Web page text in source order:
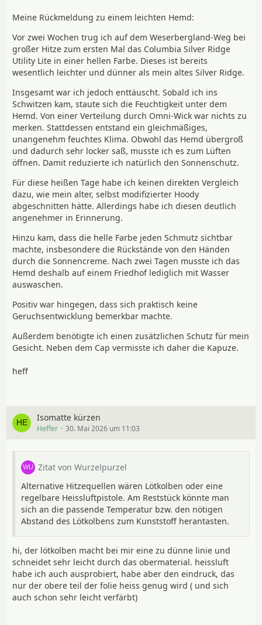
Meine Rückmeldung zu einem leichten Hemd:
Vor zwei Wochen trug ich auf dem Weserbergland-Weg bei
großer Hitze zum ersten Mal das Columbia Silver Ridge
Utility Lite in einer hellen Farbe. Dieses ist bereits
wesentlich leichter und dünner als mein altes Silver Ridge.
Insgesamt war ich jedoch enttäuscht. Sobald ich ins
Schwitzen kam, staute sich die Feuchtigkeit unter dem
Hemd. Von einer Verteilung durch Omni-Wick war nichts zu
merken. Stattdessen entstand ein gleichmäßiges,
unangenehm feuchtes Klima. Obwohl das Hemd übergroß
und dadurch sehr locker saß, musste ich es zum Lüften
öffnen. Damit reduzierte ich natürlich den Sonnenschutz.
Für diese heißen Tage habe ich keinen direkten Vergleich
dazu, wie mein alter, selbst modifizierter Hoody
abgeschnitten hätte. Allerdings habe ich diesen deutlich
angenehmer in Erinnerung.
Hinzu kam, dass die helle Farbe jeden Schmutz sichtbar
machte, insbesondere die Rückstände von den Händen
durch die Sonnencreme. Nach zwei Tagen musste ich das
Hemd deshalb auf einem Friedhof lediglich mit Wasser
auswaschen.
Positiv war hingegen, dass sich praktisch keine
Geruchsentwicklung bemerkbar machte.
Außerdem benötigte ich einen zusätzlichen Schutz für mein
Gesicht. Neben dem Cap vermisste ich daher die Kapuze.
heff
Isomatte kürzen
Heffer 30. Mai 2026 um 11:03
Zitat von Wurzelpurzel
Alternative Hitzequellen wären Lötkolben oder eine
regelbare Heissluftpistole. Am Reststück könnte man
sich an die passende Temperatur bzw. den nötigen
Abstand des Lötkolbens zum Kunststoff herantasten.
hi, der lötkolben macht bei mir eine zu dünne linie und
schneidet sehr leicht durch das obermaterial. heissluft
habe ich auch ausprobiert, habe aber den eindruck, das
nur der obere teil der folie heiss genug wird ( und sich
auch schon sehr leicht verfärbt)